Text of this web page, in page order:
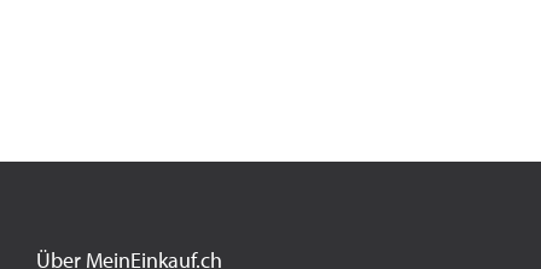
Über MeinEinkauf.ch